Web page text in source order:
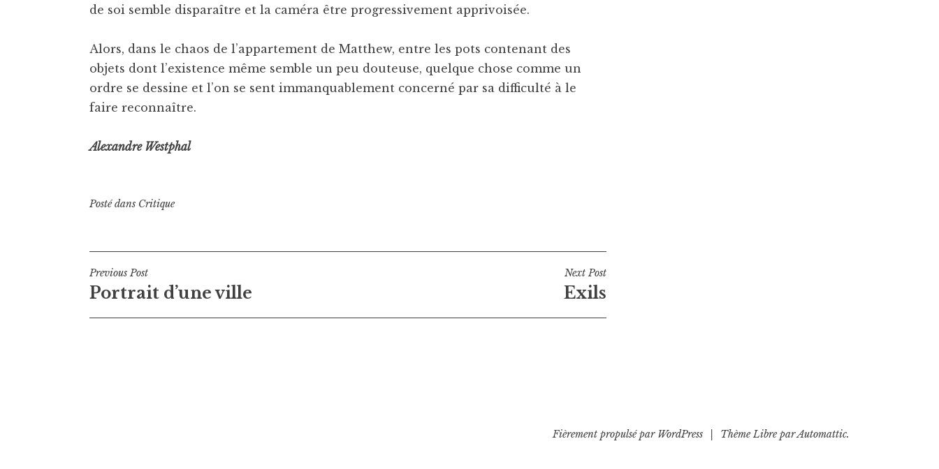
de soi semble disparaître et la caméra être progressivement apprivoisée.
Alors, dans le chaos de l’appartement de Matthew, entre les pots contenant des
objets dont l’existence même semble un peu douteuse, quelque chose comme un
ordre se dessine et l’on se sent immanquablement concerné par sa difficulté à le
faire reconnaître.
Alexandre Westphal
Posté dans Critique
Navigation
de
Previous Post
Portrait d’une ville
Next Post
Exils
Fièrement propulsé par WordPress Thème Libre parAutomattic.